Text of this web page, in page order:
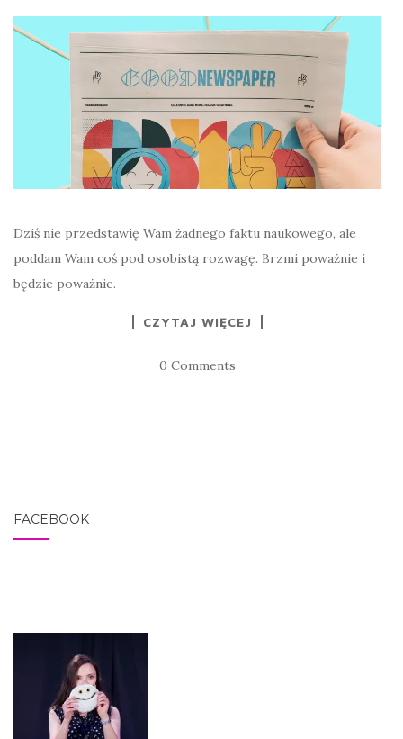
Dziś nie przedstawię Wam żadnego faktu naukowego, ale
poddam Wam coś pod osobistą rozwagę. Brzmi poważnie i
będzie poważnie.
CZYTAJ WIĘCEJ
0 Comments
FACEBOOK